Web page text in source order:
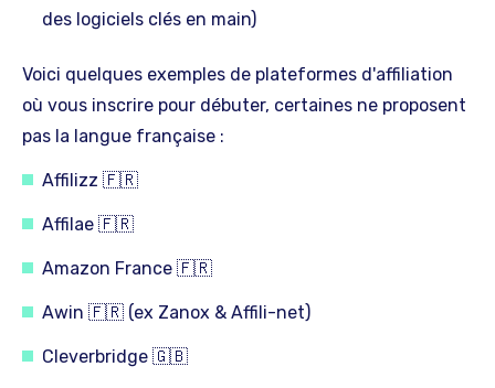
des logiciels clés en main)
Voici quelques exemples de plateformes d'affiliation
où vous inscrire pour débuter, certaines ne proposent
pas la langue française :
Affilizz 🇫🇷
Affilae 🇫🇷
Amazon France 🇫🇷
Awin 🇫🇷 (ex Zanox & Affili-net)
Cleverbridge 🇬🇧